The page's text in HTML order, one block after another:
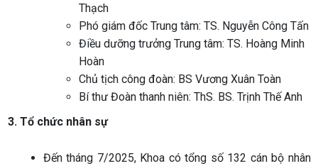
Thạch
Phó giám đốc Trung tâm: TS. Nguyễn Công Tấn
Điều dưỡng trưởng Trung tâm: TS. Hoàng Minh
Hoàn
Chủ tịch công đoàn: BS Vương Xuân Toàn
Bí thư Đoàn thanh niên: ThS. BS. Trịnh Thế Anh
3. Tổ chức nhân sự
Đến tháng 7/2025, Khoa có tổng số 132 cán bộ nhân